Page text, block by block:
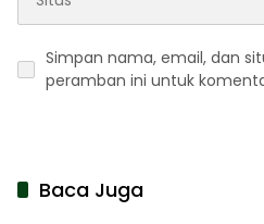
Simpan nama, email, dan
peramban ini untuk
Baca Juga